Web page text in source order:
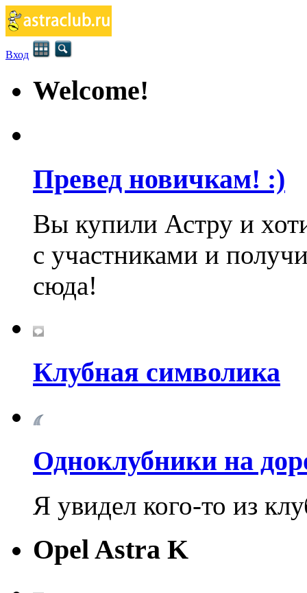
Вход
Welcome!
Превед новичкам! :)
Вы купили Астру и
с участниками и
сюда!
Клубная символика
Одноклубники на
Я увидел кого-то из
Opel Astra K